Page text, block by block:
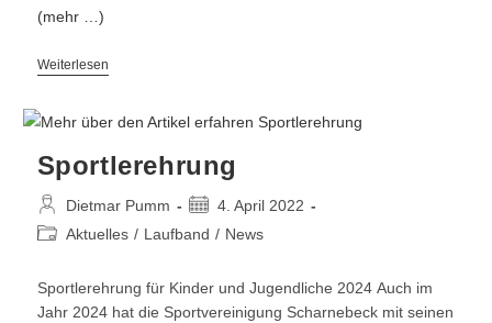
(mehr …)
Weiterlesen
Sportlerehrung
Dietmar Pumm
4. April 2022
Aktuelles / Laufband / News
Sportlerehrung für Kinder und Jugendliche 2024 Auch im
Jahr 2024 hat die Sportvereinigung Scharnebeck mit seinen